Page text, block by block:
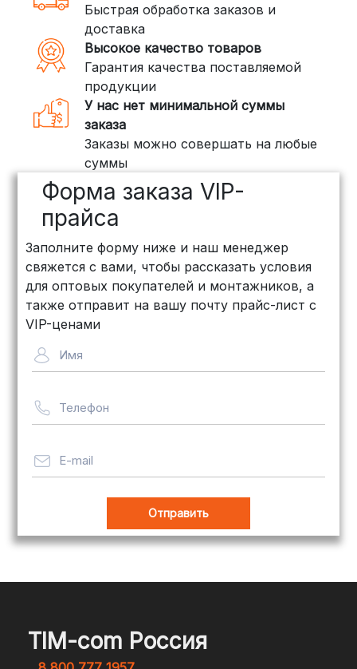
(ПЭК, КИТ, Байкал Сервис)
Если ваш заказ включает большие или
тяжелые товары, мы рекомендуем
воспользоваться услугами компаний,
специализирующихся на доставке
грузов:
ПЭК: Сроки доставки — от 3 до 10
дней, стоимость рассчитывается
индивидуально (минимум
рублей
объемных заказов. Сроки — от 3
дней, стоимость — от500 рублей
Байкал Сервис: Идеально подходит
для крупногабаритных товаров.
рассчитывается индивидуально
Важно! Мы заботимся о том, чтобы
целости и сохранности, независимо
от их размера.
максимально удобным и безопасным
для наших клиентов. Независимо от
Быстрая обработка заказов и
доставка
Высокое качество товаров
Гарантия качества поставляемой
продукции
У нас нет минимальной суммы
заказа
Заказы можно совершать на любые
суммы
Форма заказа VIP-
прайса
Заполните форму ниже и наш менеджер
свяжется с вами, чтобы рассказать условия
для оптовых покупателей и монтажников, а
также отправит на вашу почту прайс-лист с
VIP-ценами
Имя
Телефон
E-mail
TIM-com Россия